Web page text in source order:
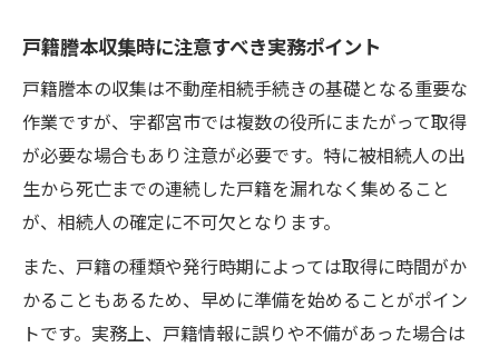
戸籍謄本収集時に注意すべき実務ポイント
戸籍謄本の収集は不動産相続手続きの基礎となる重要な
作業ですが、宇都宮市では複数の役所にまたがって取得
が必要な場合もあり注意が必要です。特に被相続人の出
生から死亡までの連続した戸籍を漏れなく集めること
が、相続人の確定に不可欠となります。
また、戸籍の種類や発行時期によっては取得に時間がか
かることもあるため、早めに準備を始めることがポイン
トです。実務上、戸籍情報に誤りや不備があった場合は